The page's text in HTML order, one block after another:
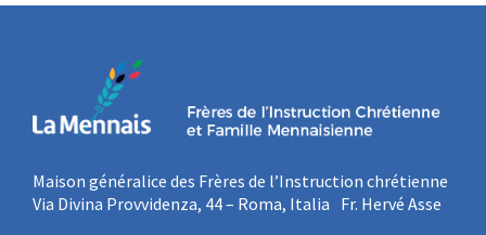
Maison généralice des Frères de l’Instruction chrétienne
Via Divina Provvidenza, 44 – Roma, Italia Fr. Hervé Asse